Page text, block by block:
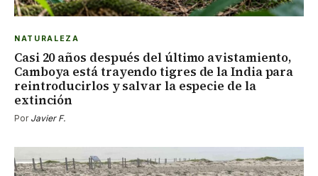
NATURALEZA
Casi 20 años después del último avistamiento,
Camboya está trayendo tigres de la India para
reintroducirlos y salvar la especie de la
extinción
Por Javier F.